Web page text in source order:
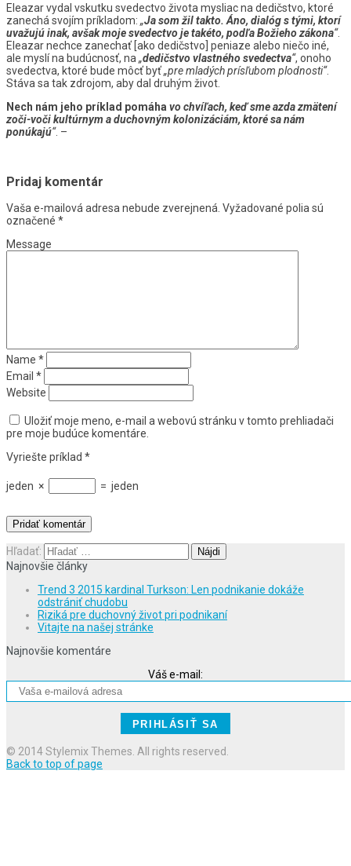
Eleazar vydal vskutku svedectvo života mysliac na dedičstvo, ktoré
zanechá svojím príkladom: „Ja som žil takto. Áno, dialóg s tými, ktorí
uvažujú inak, avšak moje svedectvo je takéto, podľa Božieho zákona“.
Eleazar nechce zanechať [ako dedičstvo] peniaze alebo niečo iné,
ale myslí na budúcnosť, na „dedičstvo vlastného svedectva“, onoho
svedectva, ktoré bude môcť byť„pre mladých prísľubom plodnosti“.
Stáva sa tak zdrojom, aby dal druhým život.
Nech nám jeho príklad pomáha vo chvíľach, keď sme azda zmätení
zoči-voči kultúrnym a duchovným kolonizáciám, ktoré sa nám
ponúkajú“. –
Pridaj komentár
Vaša e-mailová adresa nebude zverejnená. Vyžadované polia sú
označené *
Message
Name *
Email *
Website
Uložiť moje meno, e-mail a webovú stránku v tomto prehliadači
pre moje budúce komentáre.
Vyriešte príklad *
jeden × = jeden
Hľadať:
Najnovšie články
Trend 3 2015 kardinal Turkson: Len podnikanie dokáže
odstrániť chudobu
Riziká pre duchovný život pri podnikaní
Vitajte na našej stránke
Najnovšie komentáre
Váš e-mail:
© 2014 Stylemix Themes. All rights reserved.
Back to top of page